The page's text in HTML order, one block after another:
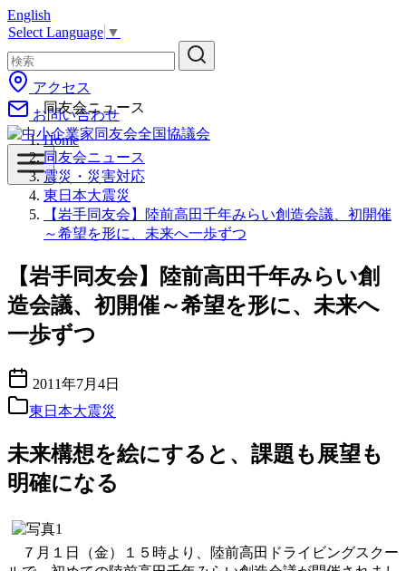
コ
ン
テ
ン
ツ
へ
移
動
English
Select Language ▼
アクセス
お問い合わせ
同友会ニュース
Home
同友会ニュース
震災・災害対応
東日本大震災
【岩手同友会】陸前高田千年みらい創造会議、初開催
～希望を形に、未来へ一歩ずつ
【岩手同友会】陸前高田千年みらい創
造会議、初開催～希望を形に、未来へ
一歩ずつ
2011年7月4日
東日本大震災
未来構想を絵にすると、課題も展望も
明確になる
７月１日（金）１５時より、陸前高田ドライビングスクー